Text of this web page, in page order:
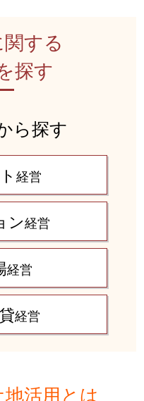
する
探す
ら探す
経営
ン経営
経営
経営
活用とは